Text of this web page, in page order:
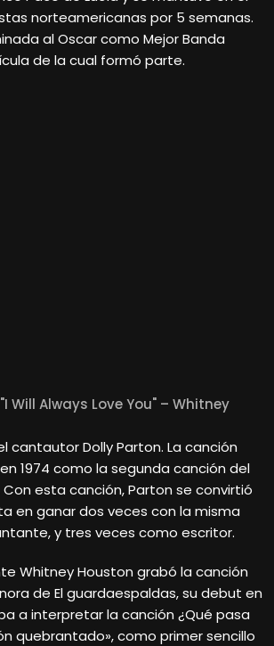
norteamericanas por 5 semanas.
al Oscar como Mejor Banda
de la cual formó parte.
Will Always Love You" – Whitney
cantautor Dolly Parton. La canción
1974 como la segunda canción del
esta canción, Parton se convirtió
en ganar dos veces con la misma
y tres veces como escritor.
Whitney Houston grabó la canción
de El guardaespaldas, su debut en
a interpretar la canción ¿Qué pasa
quebrantado», como primer sencillo